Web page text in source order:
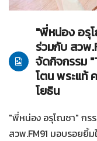
"พี่หน่อง อรุ
ร่วมกับ สวพ
จัดกิจกรรม
โตน พระแท้
โยธิน
"พี่หน่อง อรุโณชา" กร
สวพ.FM91 มอบรอยยิ้